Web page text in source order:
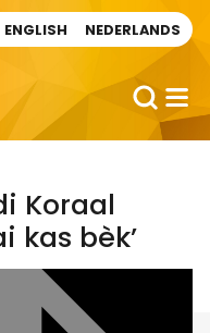
ENGLISH NEDERLANDS
Koraal
kas bèk’